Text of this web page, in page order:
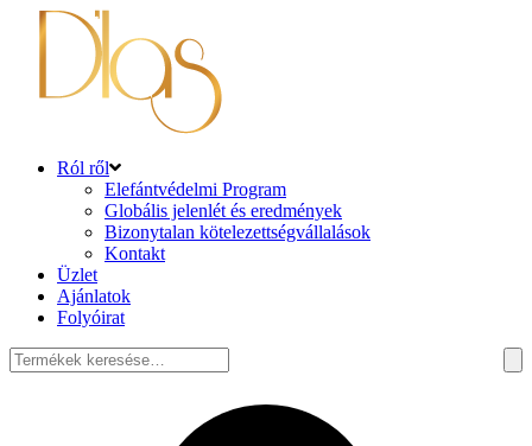
Ról ről
Elefántvédelmi Program
Globális jelenlét és eredmények
Bizonytalan kötelezettségvállalások
Kontakt
Üzlet
Ajánlatok
Folyóirat
Keresés
a